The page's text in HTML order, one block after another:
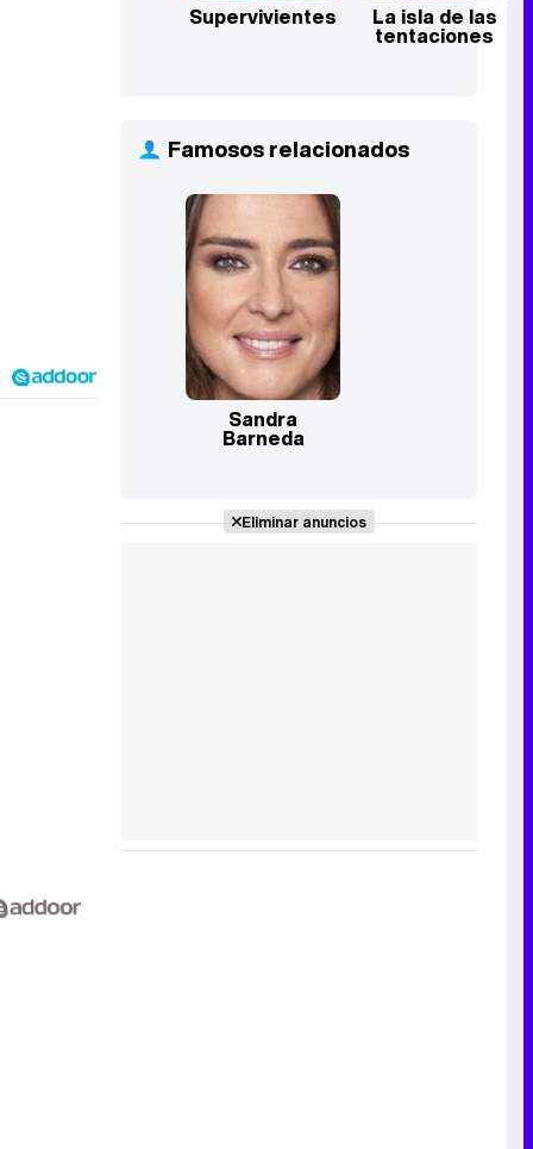
Supervivientes La isla de las
tentaciones
Famosos relacionados
Sandra
Barneda
Eliminar anuncios